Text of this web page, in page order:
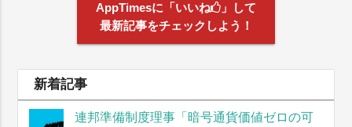
AppTimesに「いいね
」して
最新記事をチェックしよう！
新着記事
連邦準備制度理事「暗号通貨価値ゼロの可